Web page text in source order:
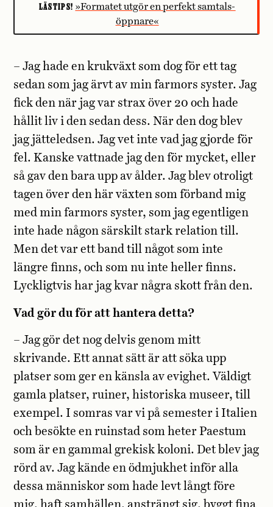
LÄSTIPS! »Formatet utgör en perfekt samtals­
öppnare«
– Jag hade en krukväxt som dog för ett tag
sedan som jag ärvt av min farmors syster. Jag
fick den när jag var strax över 20 och hade
hållit liv i den sedan dess. När den dog blev
jag jätteledsen. Jag vet inte vad jag gjorde för
fel. Kanske vattnade jag den för mycket, eller
så gav den bara upp av ålder. Jag blev otroligt
tagen över den här växten som förband mig
med min farmors syster, som jag egentligen
inte hade någon särskilt stark relation till.
Men det var ett band till något som inte
längre finns, och som nu inte heller finns.
Lyckligtvis har jag kvar några skott från den.
Vad gör du för att hantera detta?
– Jag gör det nog delvis genom mitt
skrivande. Ett annat sätt är att söka upp
platser som ger en känsla av evighet. Väldigt
gamla platser, ruiner, historiska museer, till
exempel. I somras var vi på semester i Italien
och besökte en ruinstad som heter Paestum
som är en gammal grekisk koloni. Det blev jag
rörd av. Jag kände en ödmjukhet inför alla
dessa människor som hade levt långt före